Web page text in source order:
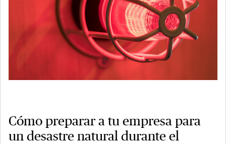
Cómo preparar a tu empresa para
un desastre natural durante el